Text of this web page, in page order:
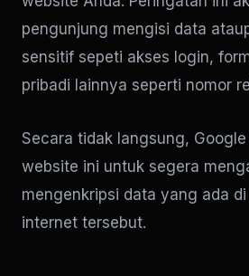
pengunjung mengisi data
sensitif sepeti akses login,
pribadi lainnya seperti nomor
Secara tidak langsung,
website ini untuk segera
mengenkripsi data yang ada
internet tersebut.